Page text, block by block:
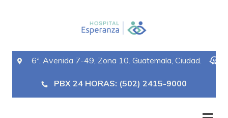
6ª. Avenida 7-49, Zona 10. Guatemala, Ciudad.
PBX 24 HORAS: (502) 2415-9000